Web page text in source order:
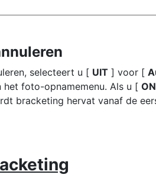
selecteert u [ UIT ] voor [
het foto-opnamemenu. Als u [ ON
bracketing hervat vanaf de